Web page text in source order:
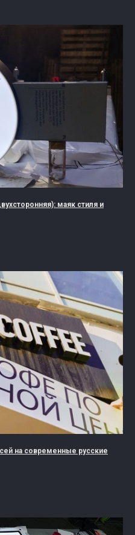
маяк стиля и
на современные русские